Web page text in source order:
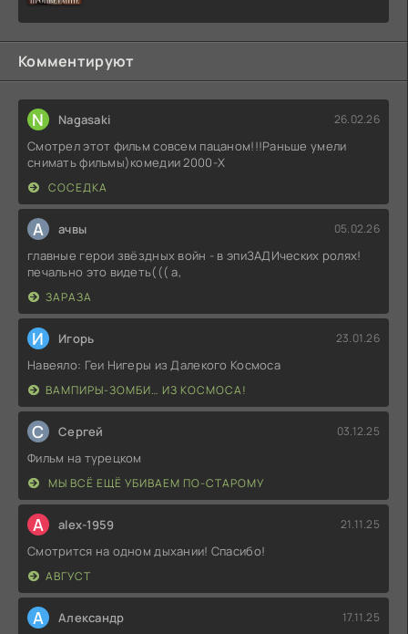
Комментируют
N Nagasaki 26.02.26
Смотрел этот фильм совсем пацаном!!!Раньше умели
снимать фильмы)комедии 2000-X
СОСЕДКА
А ачвы 05.02.26
главные герои звёздных войн - в эпиЗАДИческих ролях!
печально это видеть((( а,
ЗАРАЗА
И Игорь 23.01.26
Навеяло: Геи Нигеры из Далекого Космоса
ВАМПИРЫ-ЗОМБИ… ИЗ КОСМОСА!
С Сергей 03.12.25
Фильм на турецком
МЫ ВСЁ ЕЩЁ УБИВАЕМ ПО-СТАРОМУ
A alex-1959 21.11.25
Смотрится на одном дыхании! Спасибо!
АВГУСТ
А Александр 17.11.25